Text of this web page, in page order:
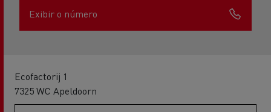
Exibir o número
Ecofactorij 1
7325 WC Apeldoorn